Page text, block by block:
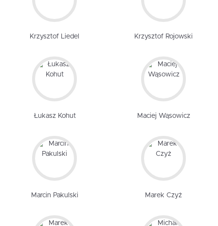
Krzysztof Liedel Krzysztof Rojowski
Łukasz Kohut Maciej Wąsowicz
Marcin Pakulski Marek Czyż